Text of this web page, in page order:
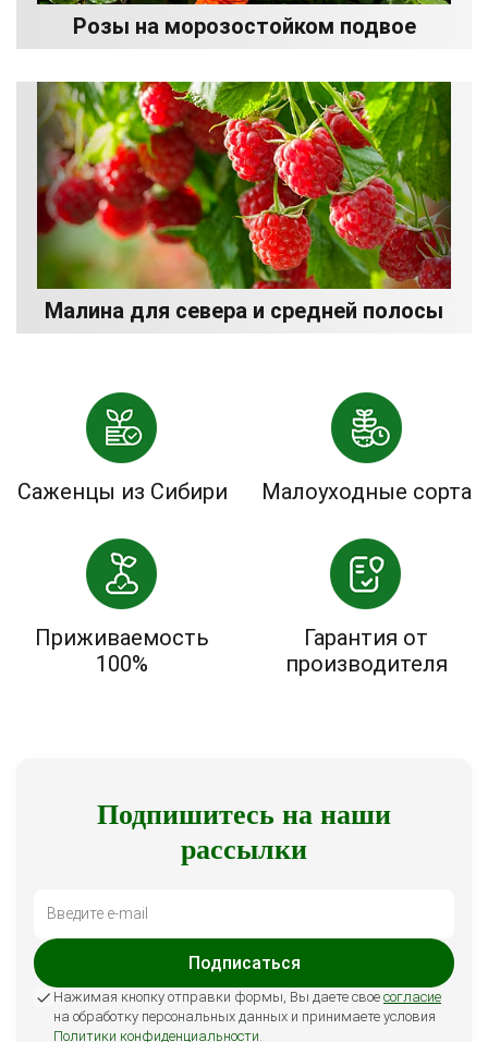
Розы на морозостойком подвое
Малина для севера и средней полосы
Саженцы из Сибири Малоуходные сорта
Приживаемость
100%
Гарантия от
производителя
Подпишитесь на наши
рассылки
Подписаться
Нажимая кнопку отправки формы, Вы даете свое согласие
на обработку персональных данных и принимаете условия
Политики конфиденциальности.